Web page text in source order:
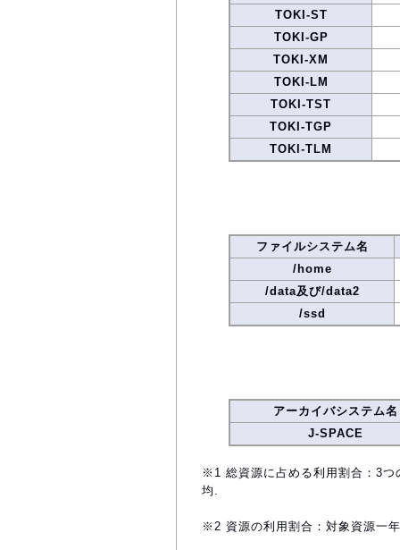
TOKI-ST
TOKI-GP
TOKI-XM
TOKI-LM
TOKI-TST
TOKI-TGP
TOKI-TLM
ファイルシステム名
/home
/data及び/data2
/ssd
アーカイバシステム名
J-SPACE
※1 総資源に占める利用割合：3
均.
※2 資源の利用割合：対象資源一